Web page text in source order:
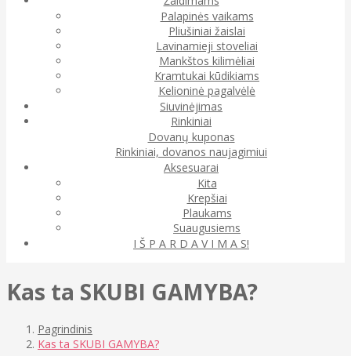
Palapinės vaikams
Pliušiniai žaislai
Lavinamieji stoveliai
Mankštos kilimėliai
Kramtukai kūdikiams
Kelioninė pagalvėlė
Siuvinėjimas
Rinkiniai
Dovanų kuponas
Rinkiniai, dovanos naujagimiui
Aksesuarai
Kita
Krepšiai
Plaukams
Suaugusiems
I Š P A R D A V I M A S!
Kas ta SKUBI GAMYBA?
Pagrindinis
Kas ta SKUBI GAMYBA?